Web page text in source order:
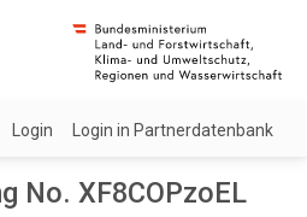
Login Login in Partnerdatenbank
No. XF8COPzoEL